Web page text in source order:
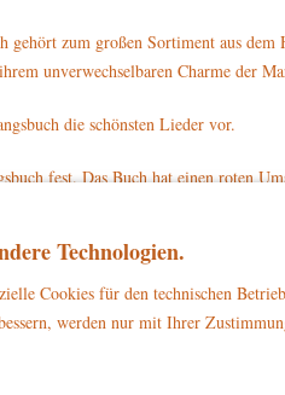
zum großen Sortiment aus
unverwechselbaren Charme der
die schönsten Lieder vor.
fest. Das Buch hat einen roten
Engel mit Gesangsbuch mit
Technologien.
Cookies für den technischen
werden nur mit Ihrer